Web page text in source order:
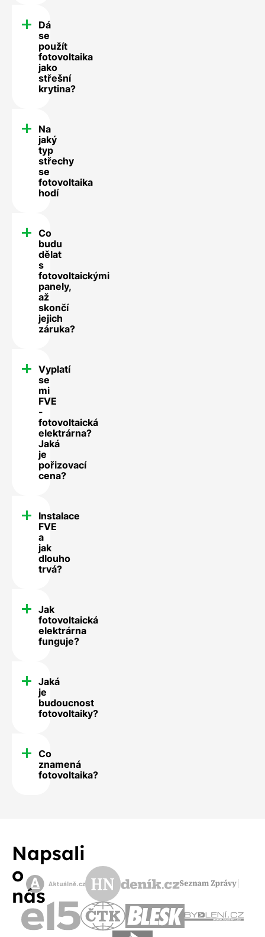
Dá
se
použít
fotovoltaika
jako
střešní
krytina?
Na
jaký
typ
střechy
se
fotovoltaika
hodí
Co
budu
dělat
s
fotovoltaickými
panely,
až
skončí
jejich
záruka?
Vyplatí
se
mi
FVE
-
fotovoltaická
elektrárna?
Jaká
je
pořizovací
cena?
Instalace
FVE
a
jak
dlouho
trvá?
Jak
fotovoltaická
elektrárna
funguje?
Jaká
je
budoucnost
fotovoltaiky?
Co
znamená
fotovoltaika?
Napsali
o
nás